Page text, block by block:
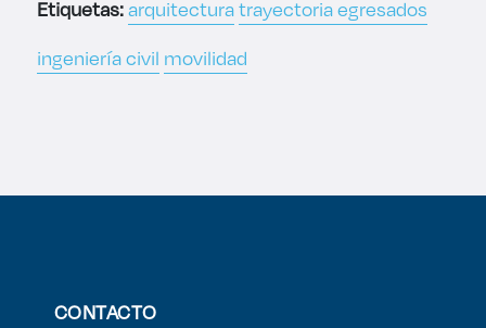
Etiquetas:arquitecturatrayectoria egresados
ingeniería civil movilidad
CONTACTO